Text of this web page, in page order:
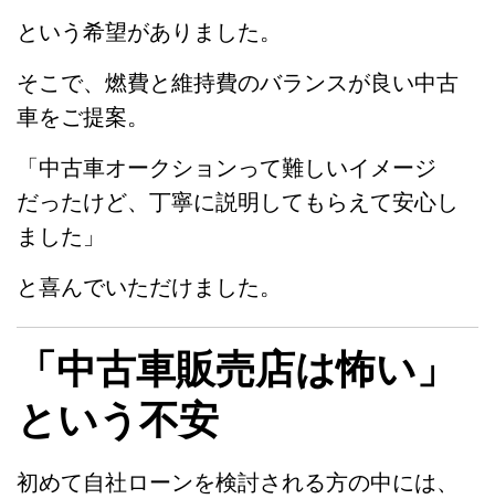
という希望がありました。
そこで、燃費と維持費のバランスが良い中古
車をご提案。
「中古車オークションって難しいイメージ
だったけど、丁寧に説明してもらえて安心し
ました」
と喜んでいただけました。
「中古車販売店は怖い」
という不安
初めて自社ローンを検討される方の中には、